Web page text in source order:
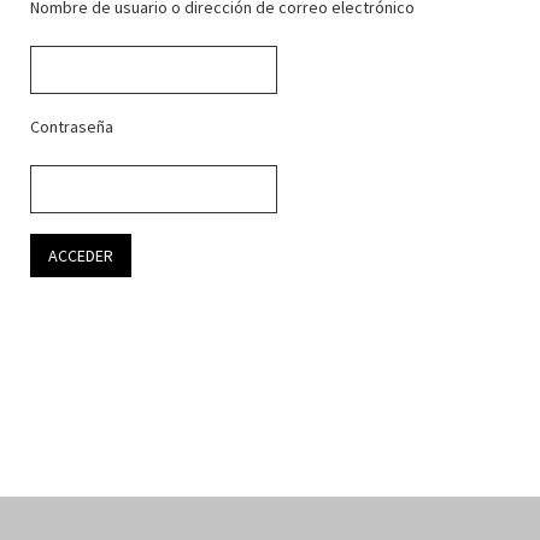
Nombre de usuario o dirección de correo electrónico
Contraseña